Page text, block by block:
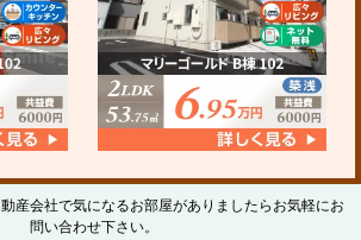
産会社で気になるお部屋がありましたらお気軽にお
問い合わせ下さい。